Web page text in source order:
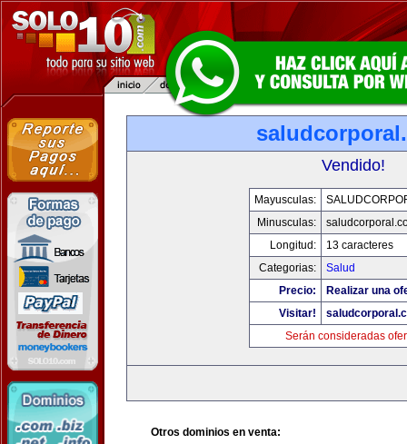
Vendido!
Mayusculas:
Minusculas:
Longitud:
13 caracteres
Categorias:
Salud
Precio:
Realizar una
Visitar!
Serán consideradas
Otros dominios en venta: